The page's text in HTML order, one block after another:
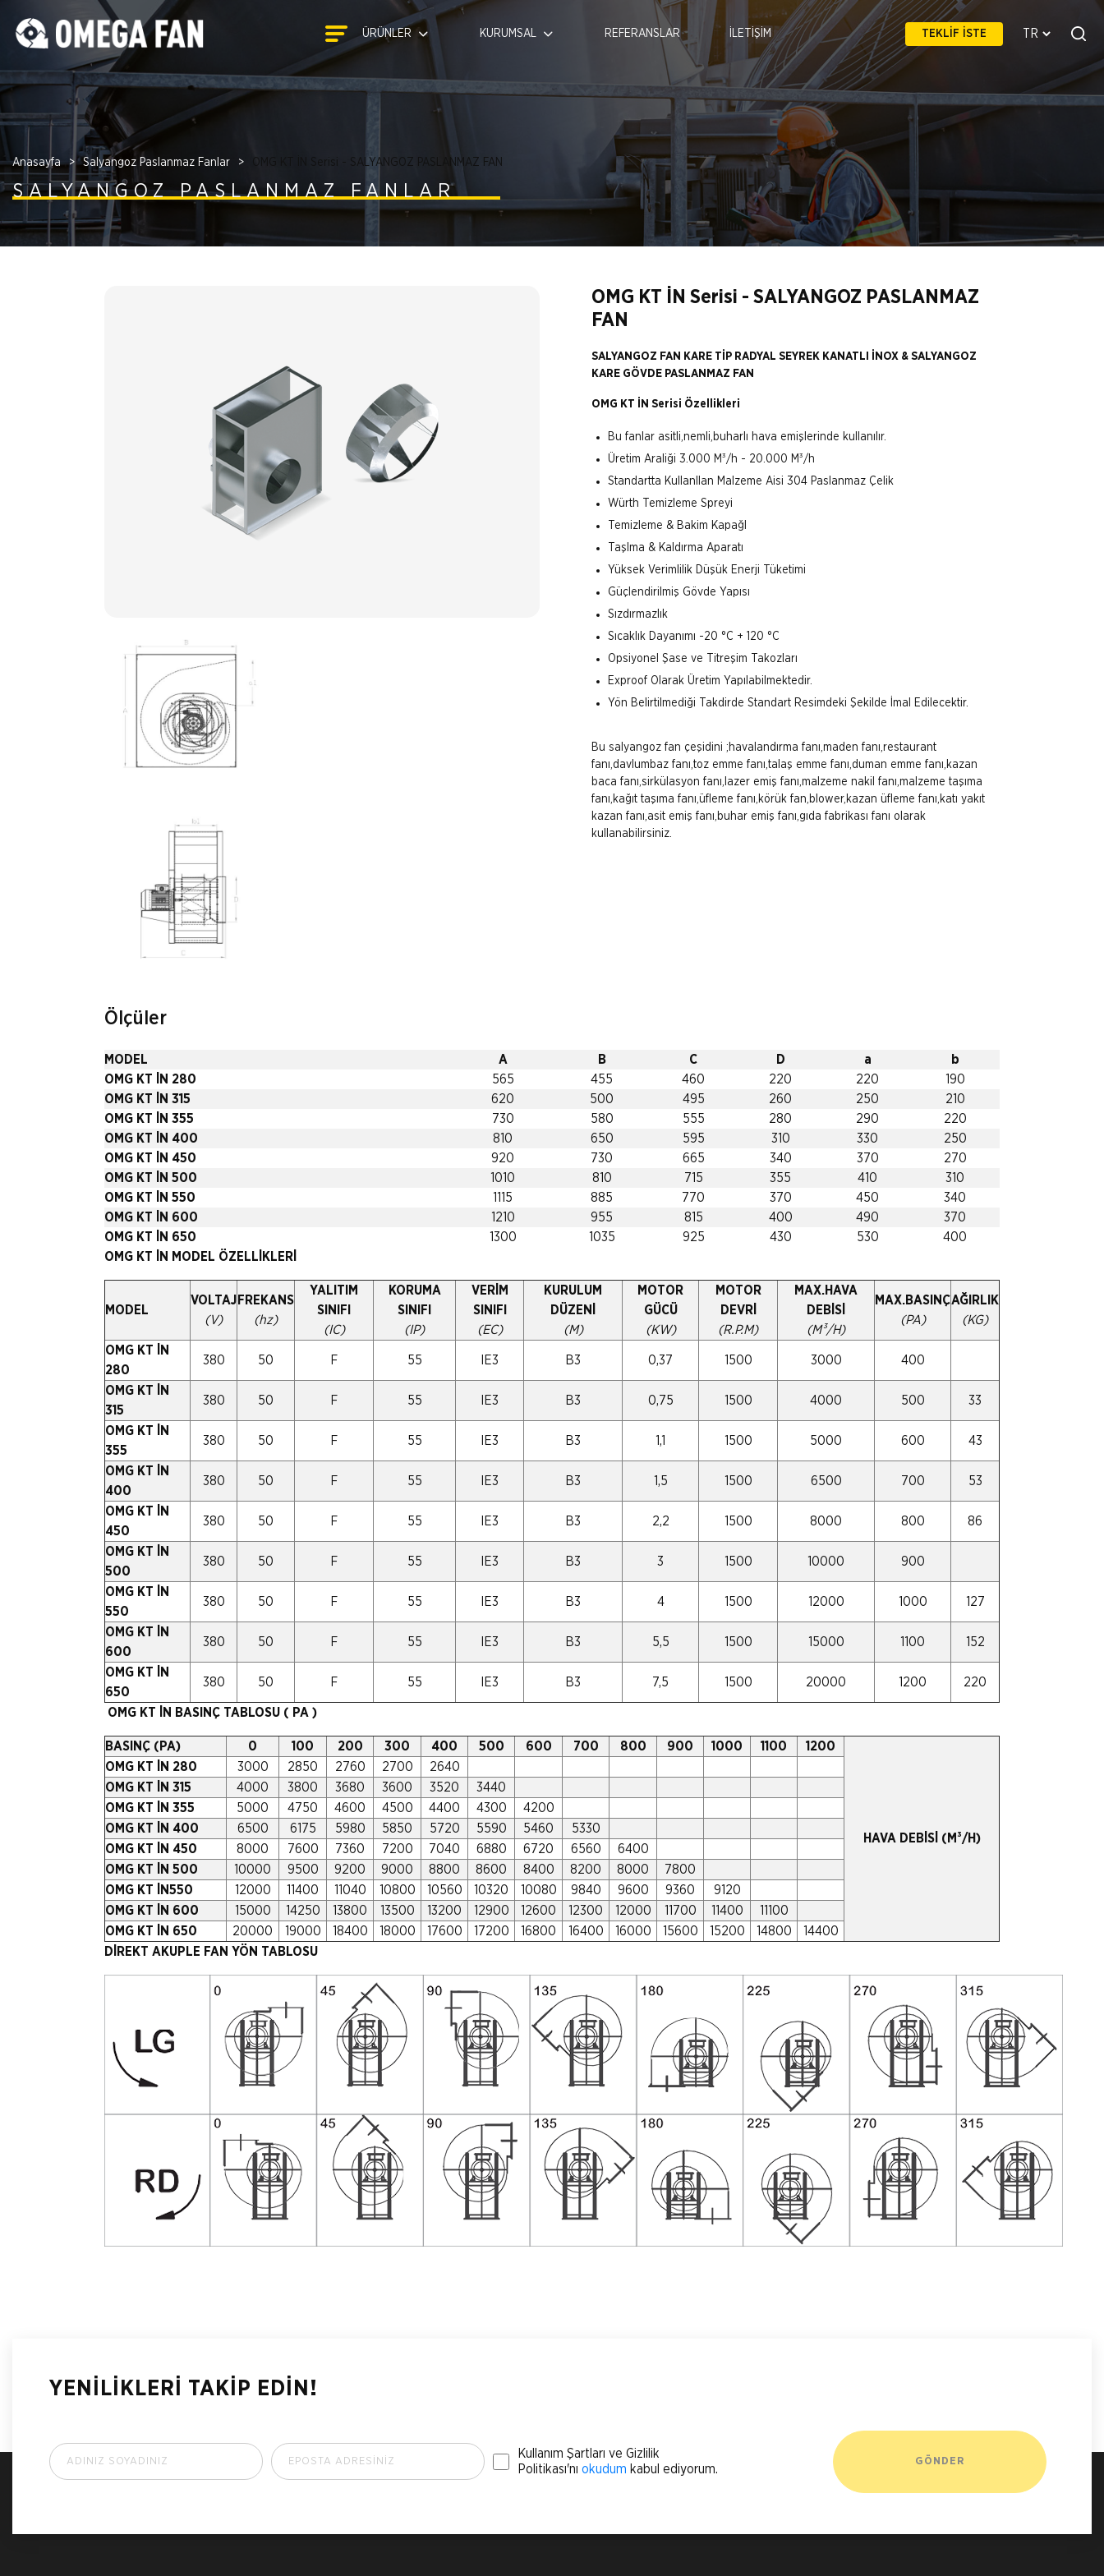
ÜRÜNLER KURUMSAL REFERANSLAR İLETİŞİM TEKLİF İSTE
Anasayfa Salyangoz Paslanmaz Fanlar OMG KT İN Serisi - SALYANGOZ PASLANMAZ FAN
SALYANGOZ PASLANMAZ FANLAR
OMG KT İN Serisi - SALYANGOZ PASLANMAZ
FAN
SALYANGOZ FAN KARE TİP RADYAL SEYREK KANATLI İNOX & SALYANGOZ
KARE GÖVDE PASLANMAZ FAN
OMG KT İN Serisi Özellikleri
Bu fanlar asitli,nemli,buharlı hava emişlerinde kullanılır.
Üretim Araliği 3.000 M³/h - 20.000 M³/h
Standartta KullanIlan Malzeme Aisi 304 Paslanmaz Çelik
Würth Temizleme Spreyi
Temizleme & Bakim KapağI
TaşIma & Kaldırma Aparatı
Yüksek Verimlilik Düşük Enerji Tüketimi
Güçlendirilmiş Gövde Yapısı
Sızdırmazlık
Sıcaklık Dayanımı -20 °C + 120 °C
Opsiyonel Şase ve Titreşim Takozları
Exproof Olarak Üretim Yapılabilmektedir.
Yön Belirtilmediği Takdirde Standart Resimdeki Şekilde İmal Edilecektir.
Bu salyangoz fan çeşidini ;havalandırma fanı,maden fanı,restaurant
fanı,davlumbaz fanı,toz emme fanı,talaş emme fanı,duman emme fanı,kazan
baca fanı,sirkülasyon fanı,lazer emiş fanı,malzeme nakil fanı,malzeme taşıma
fanı,kağıt taşıma fanı,üfleme fanı,körük fan,blower,kazan üfleme fanı,katı yakıt
kazan fanı,asit emiş fanı,buhar emiş fanı,gıda fabrikası fanı olarak
kullanabilirsiniz.
Ölçüler
MODEL A B C D a
b
OMG KT İN 280
565 455 460 220 220
190
OMG KT İN 315
620 500 495 260 250
210
OMG KT İN 355
730 580 555 280 290
220
OMG KT İN 400
810 650 595 310 330
250
OMG KT İN 450
920 730 665 340 370
270
OMG KT İN 500
1010 810 715 355 410
310
OMG KT İN 550
1115 885 770 370 450
340
OMG KT İN 600
1210 955 815 400 490
370
OMG KT İN 650
1300 1035 925 430 530
400
OMG KT İN MODEL ÖZELLİKLERİ
MODEL
VOLTAJ
(V)
FREKANS
(hz)
YALITIM
SINIFI
(IC)
KORUMA
SINIFI
(IP)
VERİM
SINIFI
(EC)
KURULUM
DÜZENİ
(M)
MOTOR
GÜCÜ
(KW)
MOTOR
DEVRİ
(R.P.M)
MAX.HAVA
DEBİSİ
(M³/H)
MAX.BASINÇ
(PA)
AĞIRLIK
(KG)
OMG KT İN
280
380 50 F 55 IE3 B3 0,37 1500 3000 400
OMG KT İN
315
380 50 F 55 IE3 B3 0,75 1500 4000 500 33
OMG KT İN
355
380 50 F 55 IE3 B3 1,1 1500 5000 600 43
OMG KT İN
400
380 50 F 55 IE3 B3 1,5 1500 6500 700 53
OMG KT İN
450
380 50 F 55 IE3 B3 2,2 1500 8000 800 86
OMG KT İN
500
380 50 F 55 IE3 B3 3 1500 10000 900
OMG KT İN
550
380 50 F 55 IE3 B3 4 1500 12000 1000 127
OMG KT İN
600
380 50 F 55 IE3 B3 5,5 1500 15000 1100 152
OMG KT İN
650
380 50 F 55 IE3 B3 7,5 1500 20000 1200 220
OMG KT İN BASINÇ TABLOSU ( PA )
BASINÇ (PA) 0 100 200 300 400 500 600 700 800 900 1000 1100 1200
HAVA DEBİSİ (M³/H)
OMG KT İN 280 3000 2850 2760 2700
2640
OMG KT İN 315
4000 3800 3680 3600 3520
3440
OMG KT İN 355
5000 4750 4600 4500 4400 4300
4200
OMG KT İN 400
6500 6175 5980 5850 5720 5590 5460
5330
OMG KT İN 450
8000 7600 7360 7200 7040 6880 6720 6560
6400
OMG KT İN 500
10000 9500 9200 9000 8800 8600 8400 8200 8000
7800
OMG KT İN550
12000 11400 11040 10800 10560 10320 10080 9840 9600 9360
9120
OMG KT İN 600
15000 14250 13800 13500 13200 12900 12600 12300 12000 11700 11400
11100
OMG KT İN 650
20000 19000 18400 18000 17600 17200 16800 16400 16000 15600 15200 14800
14400
DİREKT AKUPLE FAN YÖN TABLOSU
YENİLİKLERİ TAKİP EDİN!
Kullanım Şartları ve Gizlilik
Politikası'nı okudum kabul ediyorum.